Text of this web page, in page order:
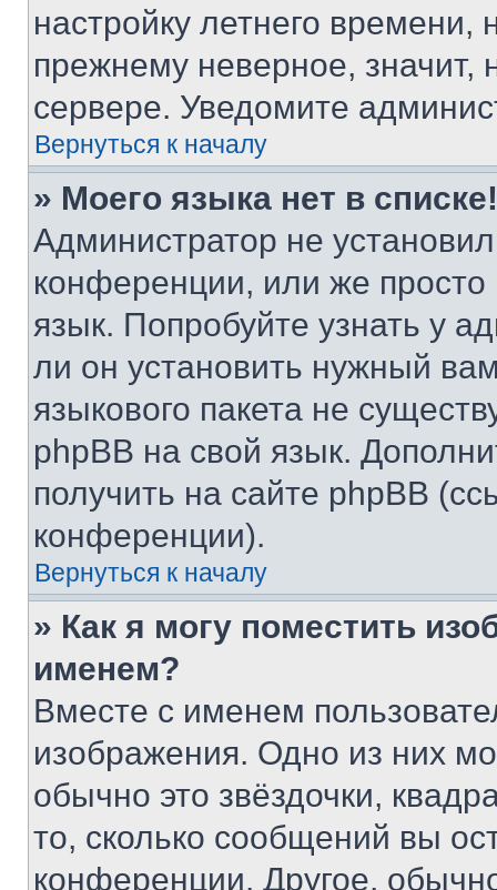
настройку летнего
прежнему неверное, значит,
сервере. Уведомите
Вернуться к началу
» Моего языка нет в списке!
Администратор не
конференции, или же
язык. Попробуйте узнать у
ли он установить нужный
языкового пакета не
phpBB на свой язык.
получить на сайте phpBB
конференции).
Вернуться к началу
» Как я могу поместить
именем?
Вместе с именем
изображения. Одно из них
обычно это звёздочки,
то, сколько сообщений вы
конференции. Другое,